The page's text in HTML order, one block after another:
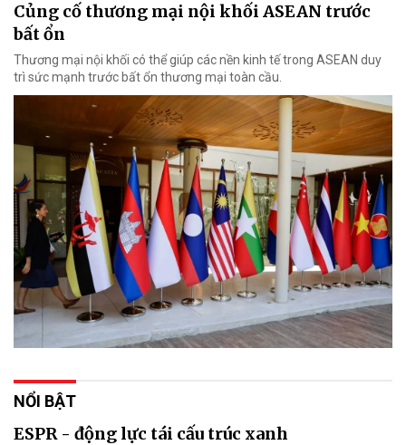
Củng cố thương mại nội khối ASEAN trước
bất ổn
Thương mại nội khối có thể giúp các nền kinh tế trong ASEAN duy
trì sức mạnh trước bất ổn thương mại toàn cầu.
NỔI BẬT
ESPR - động lực tái cấu trúc xanh